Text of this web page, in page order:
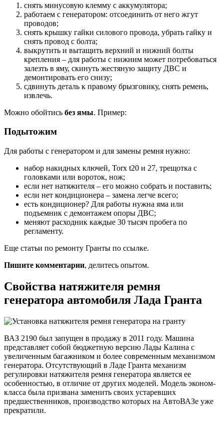
снять минусовую клемму с аккумулятора;
работаем с генератором: отсоединить от него жгут
проводов;
снять крышку гайки силового провода, убрать гайку и
снять провод с болта;
выкрутить и вытащить верхний и нижний болты
крепления – для работы с нижним может потребоваться
залезть в яму, скинуть жестяную защиту ДВС и
демонтировать его снизу;
сдвинуть деталь к правому брызговику, снять ремень,
извлечь.
Можно обойтись без ямы. Пример:
Подытожим
Для работы с генератором и для замены ремня нужно:
набор накидных ключей, Torx t20 и 27, трещотка с
головками или вороток, нож;
если нет натяжителя – его можно собрать и поставить;
если нет кондиционера – замена легче всего;
есть кондиционер? Для работы нужна яма или
подъемник с демонтажем опоры ДВС;
меняют расходник каждые 30 тысяч пробега по
регламенту.
Еще статьи по ремонту Гранты по ссылке.
Пишите комментарии, делитесь опытом.
Свойства натяжителя ремня
генератора автомобиля Лада Гранта
ВАЗ 2190 был запущен в продажу в 2011 году. Машина
представляет собой бюджетную версию Лады Калина с
увеличенным багажником и более современным механизмом
генератора. Отсутствующий в Ладе Гранта механизм
регулировки натяжителя ремня генератора является ее
особенностью, в отличие от других моделей. Модель эконом-
класса была призвана заменить своих устаревших
предшественников, производство которых на АвтоВАЗе уже
прекратили.